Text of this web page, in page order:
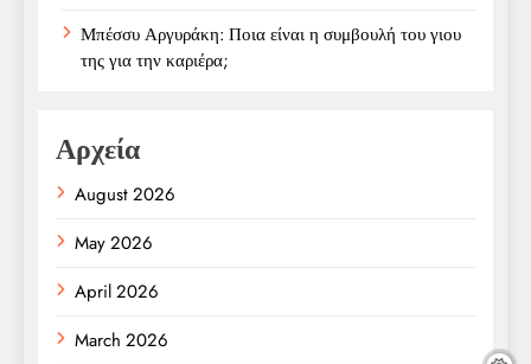
Μπέσσυ Αργυράκη: Ποια είναι η συμβουλή του γιου
της για την καριέρα;
Αρχεία
August 2026
May 2026
April 2026
March 2026